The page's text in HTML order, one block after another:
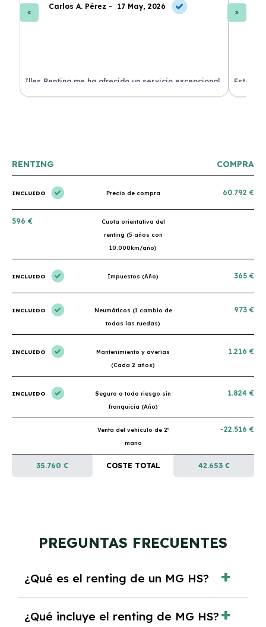
Carlos A. Pérez - 17 May, 2026
Illes Renting me ha ofrecido un servicio excepcional.
Su atención al cliente es muy buena y el coche llegó
Estoy
nuevo y
RENTING COMPRA
INCLUIDO Precio de compra 60.792 €
596 €
Cuota orientativa del
renting (5 años con
10.000km/año)
INCLUIDO Impuestos (Año) 365 €
INCLUIDO
Neumáticos (1 cambio de
todas las ruedas)
973 €
INCLUIDO
Mantenimiento y averías
(Cada 2 años)
1.216 €
INCLUIDO
Seguro a todo riesgo sin
franquicia (Año)
1.824 €
Venta del vehículo de 2ª
mano
-22.516 €
35.760 € COSTE TOTAL 42.653 €
PREGUNTAS FRECUENTES
¿Qué es el renting de un MG HS?
alquiler a largo plazo en el que pagas una
¿Qué incluye el renting de MG HS?